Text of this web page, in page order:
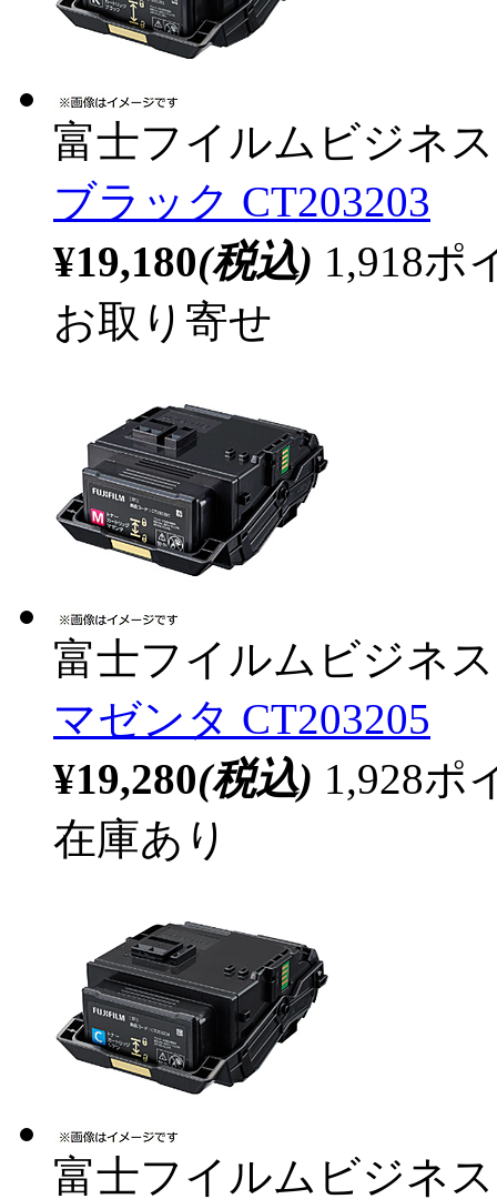
富士フイルムビジネ
ブラック CT203203
¥19,180(税込) 1,918ポ
お取り寄せ
富士フイルムビジネ
マゼンタ CT203205
¥19,280(税込) 1,928ポ
在庫あり
富士フイルムビジネ